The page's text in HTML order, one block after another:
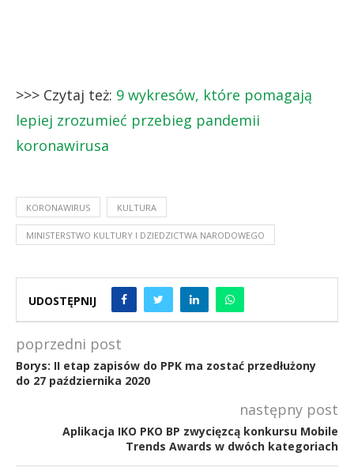
>>> Czytaj też: 9 wykresów, które pomagają
lepiej zrozumieć przebieg pandemii
koronawirusa
KORONAWIRUS KULTURA
MINISTERSTWO KULTURY I DZIEDZICTWA NARODOWEGO
UDOSTĘPNIJ
poprzedni post
Borys: II etap zapisów do PPK ma zostać przedłużony
do 27 października 2020
następny post
Aplikacja IKO PKO BP zwycięzcą konkursu Mobile
Trends Awards w dwóch kategoriach